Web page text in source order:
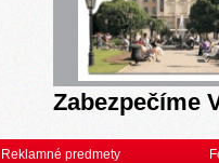
Zabezpečíme
Reklamné predmety